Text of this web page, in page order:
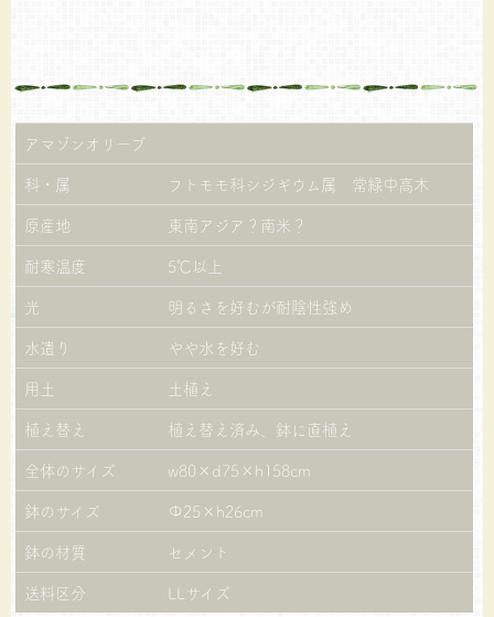
アマゾンオリーブ
科・属
フトモモ科シジギウム属 常緑中高木
原産地
東南アジア？南米？
耐寒温度
5℃以上
光
明るさを好むが耐陰性強め
水遣り
やや水を好む
用土
土植え
植え替え
植え替え済み、鉢に直植え
全体のサイズ
w80×d75×h158cm
鉢のサイズ
Φ25×h26cm
鉢の材質
セメント
送料区分
LLサイズ